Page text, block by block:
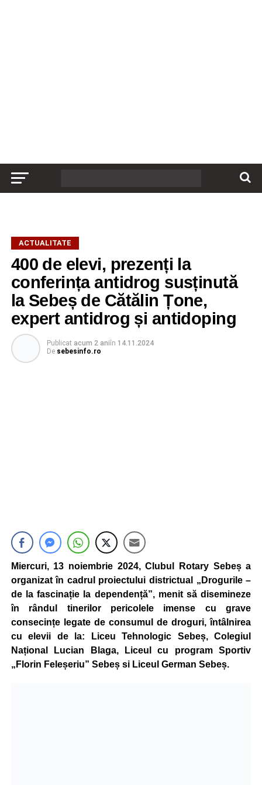
ACTUALITATE
400 de elevi, prezenți la
conferința antidrog susținută
la Sebeș de Cătălin Țone,
expert antidrog și antidoping
Publicat acum 2 aniîn 14.11.2024
De sebesinfo.ro
Miercuri, 13 noiembrie 2024, Clubul Rotary Sebeș a
organizat în cadrul proiectului districtual „Drogurile –
de la fascinație la dependență”, menit să disemineze
în rândul tinerilor pericolele imense cu grave
consecințe legate de consumul de droguri, întâlnirea
cu elevii de la: Liceu Tehnologic Sebeș, Colegiul
Național Lucian Blaga, Liceul cu program Sportiv
„Florin Feleșeriu” Sebeș si Liceul German Sebeș.